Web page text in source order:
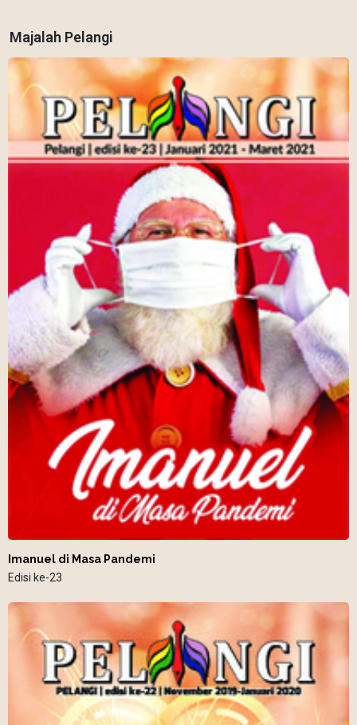
Majalah Pelangi
Imanuel di Masa Pandemi
Edisi ke-23